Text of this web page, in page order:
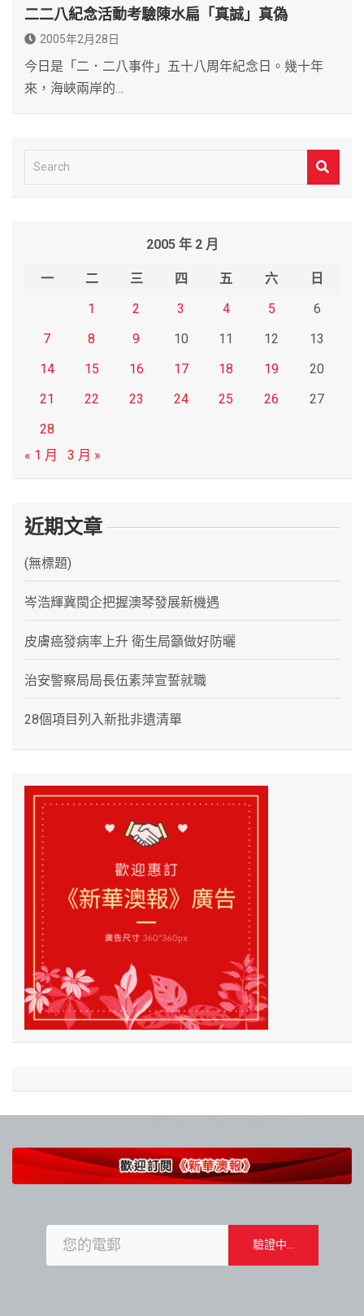
二二八紀念活動考驗陳水扁「真誠」真偽
2005年2月28日
今日是「二．二八事件」五十八周年紀念日。幾十年
來，海峽兩岸的…
e
2005 年 2 月
一 二 三 四 五 六
日
1
2 3 4 5
6
7
8 9 10 11 12
13
14
15 16 17 18 19
20
21
22 23 24 25 26
27
28
« 1 月
3 月 »
近期文章
(無標題)
岑浩輝冀閩企把握澳琴發展新機遇
皮膚癌發病率上升 衛生局籲做好防曬
治安警察局局長伍素萍宣誓就職
28個項目列入新批非遺清單